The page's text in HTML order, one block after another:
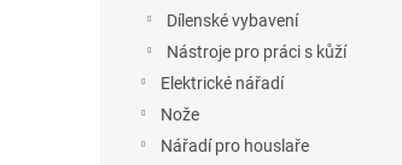
Dílenské vybavení
Nástroje pro práci s kůží
Elektrické nářadí
Nože
Nářadí pro houslaře